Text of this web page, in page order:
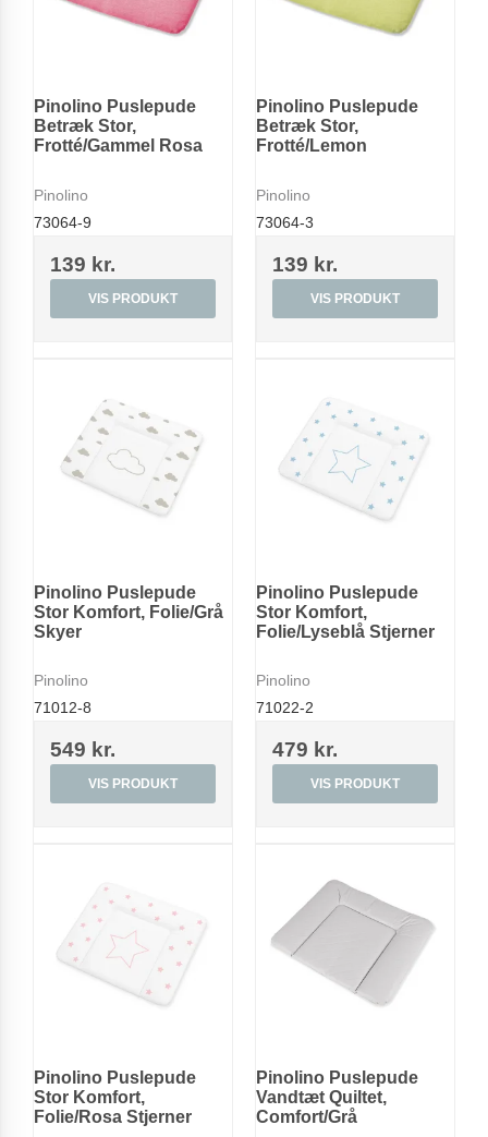
Pinolino Puslepude
Betræk Stor,
Frotté/Gammel Rosa
Pinolino
73064-9
139 kr.
VIS PRODUKT
Pinolino Puslepude
Betræk Stor,
Frotté/Lemon
Pinolino
73064-3
139 kr.
VIS PRODUKT
Pinolino Puslepude
Stor Komfort, Folie/Grå
Skyer
Pinolino
71012-8
549 kr.
VIS PRODUKT
Pinolino Puslepude
Stor Komfort,
Folie/Lyseblå Stjerner
Pinolino
71022-2
479 kr.
VIS PRODUKT
Pinolino Puslepude
Stor Komfort,
Folie/Rosa Stjerner
Pinolino Puslepude
Vandtæt Quiltet,
Comfort/Grå